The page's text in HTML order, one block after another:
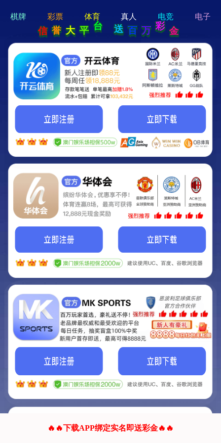
hi 💗
Hey Guys!
我们即将上线啦...
我们的网站正在建设.
它将是非常棒的网站.
联系我们!